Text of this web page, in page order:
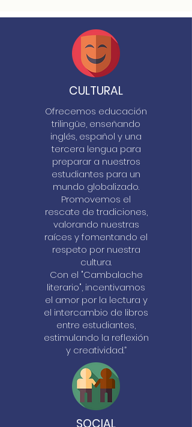
CULTURAL
Ofrecemos educación
trilingüe, enseñando
inglés, español y una
tercera lengua para
preparar a nuestros
estudiantes para un
mundo globalizado.
Promovemos el
rescate de tradiciones,
valorando nuestras
raíces y fomentando el
respeto por nuestra
cultura.
Con el "Cambalache
literario", incentivamos
el amor por la lectura y
el intercambio de libros
entre estudiantes,
estimulando la reflexión
y creatividad.”
SOCIAL